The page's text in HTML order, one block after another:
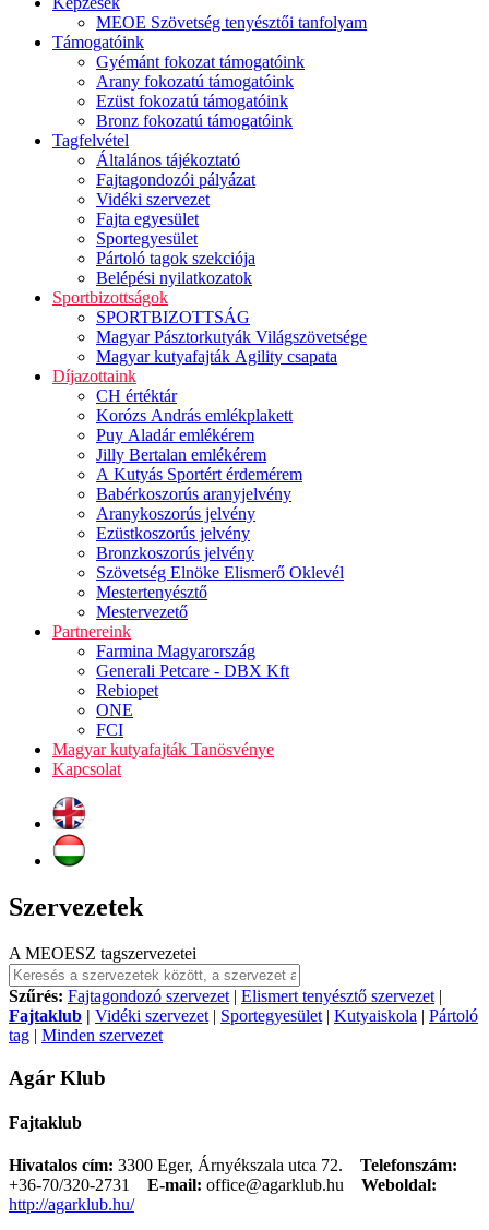
MEOE Szövetség tenyésztői tanfolyam
Támogatóink
Gyémánt fokozat támogatóink
Arany fokozatú támogatóink
Ezüst fokozatú támogatóink
Bronz fokozatú támogatóink
Tagfelvétel
Általános tájékoztató
Fajtagondozói pályázat
Vidéki szervezet
Fajta egyesület
Sportegyesület
Pártoló tagok szekciója
Belépési nyilatkozatok
Sportbizottságok
SPORTBIZOTTSÁG
Magyar Pásztorkutyák Világszövetsége
Magyar kutyafajták Agility csapata
Díjazottaink
CH értéktár
Korózs András emlékplakett
Puy Aladár emlékérem
Jilly Bertalan emlékérem
A Kutyás Sportért érdemérem
Babérkoszorús aranyjelvény
Aranykoszorús jelvény
Ezüstkoszorús jelvény
Bronzkoszorús jelvény
Szövetség Elnöke Elismerő Oklevél
Mestertenyésztő
Mestervezető
Partnereink
Farmina Magyarország
Generali Petcare - DBX Kft
Rebiopet
ONE
FCI
Magyar kutyafajták Tanösvénye
Kapcsolat
Szervezetek
A MEOESZ tagszervezetei
Szűrés: Fajtagondozó szervezet | Elismert tenyésztő szervezet |
Fajtaklub | Vidéki szervezet | Sportegyesület | Kutyaiskola | Pártoló
tag | Minden szervezet
Agár Klub
Fajtaklub
Hivatalos cím: 3300 Eger, Árnyékszala utca 72. Telefonszám:
+36-70/320-2731
E-mail: office@agarklub.hu
Weboldal:
http://agarklub.hu/